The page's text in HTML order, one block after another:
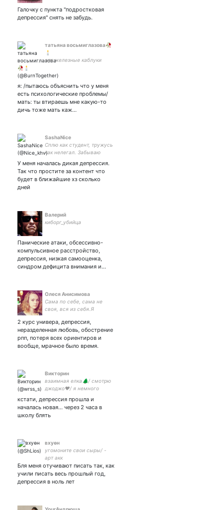
ПМСный пес
Галочку с пункта "подростковая
депрессия" снять не забудь.
татьяна восьмиглазова🥀
🕯️
опг железные каблуки
я: /пытаюсь объяснить что у меня
есть психологические проблемы/
мать: ты втираешь мне какую-то
дичь тоже мать каж…
SashaNice
Сплю как студент, тружусь
как нелегал. Забываю
Учусь на олигарха.
У меня началась дикая депрессия.
Так что простите за контент что
будет в ближайшие хз сколько
дней
Валерий
киборг_убийца
Панические атаки, обсессивно-
компульсивное расстройство,
депрессия, низкая самооценка,
синдром дефицита внимания и…
Олеся Анисимова
Сама по себе, сама не
своя, вся из себя.Я
и выхожу из комнаты.
2 курс универа, депрессия,
неразделенная любовь, обострение
рпп, потеря всех ориентиров и
вообще, мрачное было время.
Викторин
взаимная елка🌲/ смотрю
джоджо♥️/ я немного
руки, тупые твиты⛓/ все
🌸
кстати, депрессия прошла и
началась новая... через 2 часа в
школу блять
вхуөн
угомоните свои сыры/ -
арт акк
Бля меня отучивают писать так, как
учили писать весь прошлый год,
депрессия в ноль лет